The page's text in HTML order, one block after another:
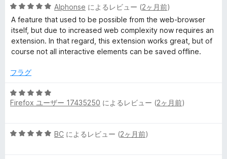
の
評
価
5
段
階
中
5
評
Alphonse によるレビュー (2ヶ月前)
A feature that used to be possible from the web-browser
itself, but due to increased web complexity now requires an
extension. In that regard, this extension works great, but of
course not all interactive elements can be saved offline.
フラグ
5
段
5
Firefox ユーザー 17435250 によるレビュー (2ヶ月前)
5
BC によるレビュー (2ヶ月前)